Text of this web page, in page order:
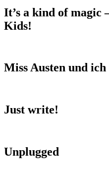
It’s a kind of
Kids!
Miss Austen und ich
Just write!
Unplugged